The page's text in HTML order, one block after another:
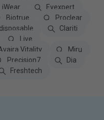
iWear
Eyexpert
Biotrue
Proclear
Clariti
Live
Vitality
Miru
Precision7
Dia
Freshtech